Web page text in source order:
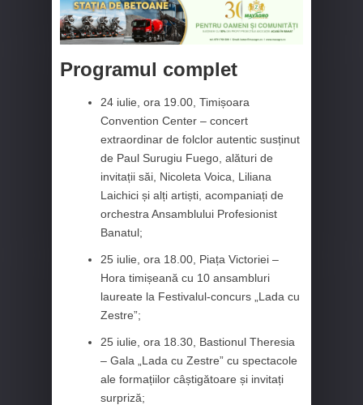
Programul complet
24 iulie, ora 19.00, Timișoara
Convention Center – concert
extraordinar de folclor autentic susținut
de Paul Surugiu Fuego, alături de
invitații săi, Nicoleta Voica, Liliana
Laichici și alți artiști, acompaniați de
orchestra Ansamblului Profesionist
Banatul;
25 iulie, ora 18.00, Piața Victoriei –
Hora timișeană cu 10 ansambluri
laureate la Festivalul-concurs „Lada cu
Zestre”;
25 iulie, ora 18.30, Bastionul Theresia
– Gala „Lada cu Zestre” cu spectacole
ale formațiilor câștigătoare și invitați
surpriză;